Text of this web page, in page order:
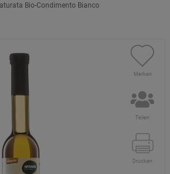
Online-Shop
Bio-Condimento Bianco
Merken
Teilen
Drucken